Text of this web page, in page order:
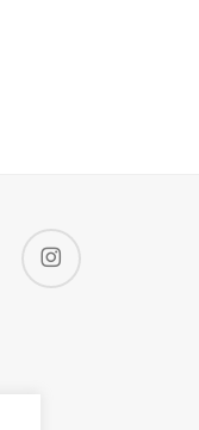
instagram